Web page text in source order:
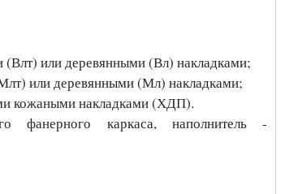
или деревянными (Вл) накладками;
или деревянными (Мл) накладками;
кожаными накладками (ХДП).
фанерного каркаса, наполнитель -